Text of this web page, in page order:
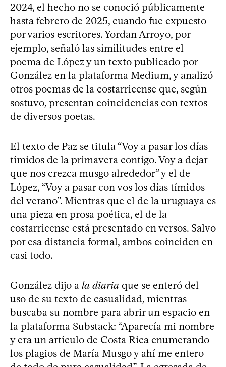
2024, el hecho no se conoció públicamente
hasta febrero de 2025, cuando fue expuesto
por varios escritores. Yordan Arroyo, por
ejemplo, señaló las similitudes entre el
poema de López y un texto publicado por
González en la plataforma Medium, y analizó
otros poemas de la costarricense que, según
sostuvo, presentan coincidencias con textos
de diversos poetas.
El texto de Paz se titula “Voy a pasar los días
tímidos de la primavera contigo. Voy a dejar
que nos crezca musgo alrededor” y el de
López, “Voy a pasar con vos los días tímidos
del verano”. Mientras que el de la uruguaya es
una pieza en prosa poética, el de la
costarricense está presentado en versos. Salvo
por esa distancia formal, ambos coinciden en
casi todo.
González dijo a la diaria que se enteró del
uso de su texto de casualidad, mientras
buscaba su nombre para abrir un espacio en
la plataforma Substack: “Aparecía mi nombre
y era un artículo de Costa Rica enumerando
los plagios de María Musgo y ahí me entero